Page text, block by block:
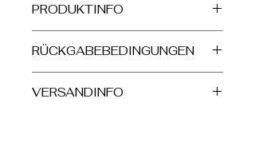
PRODUKTINFO
vergoldet mit Halbedelsteinen
heller Stein = Rosenquartz
dunkler Stein = Labradorite
RÜCKGABEBEDINGUNGEN
VERSANDINFO